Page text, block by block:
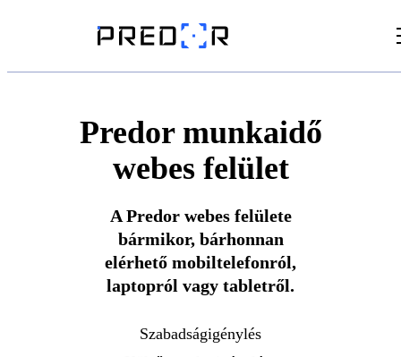
Videók
Dokumentumtár
Predor munkaidő
webes felület
A Predor webes felülete
bármikor, bárhonnan
elérhető mobiltelefonról,
laptopról vagy tabletről.
Szabadságigénylés